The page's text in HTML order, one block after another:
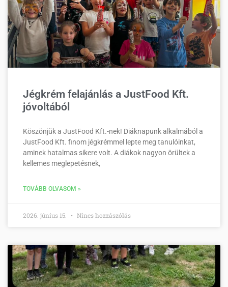
Jégkrém felajánlás a JustFood Kft.
jóvoltából
Köszönjük a JustFood Kft.-nek! Diáknapunk alkalmából a
JustFood Kft. finom jégkrémmel lepte meg tanulóinkat,
aminek hatalmas sikere volt. A diákok nagyon örültek a
kellemes meglepetésnek,
TOVÁBB OLVASOM »
2026. június 15. Nincs hozzászólás